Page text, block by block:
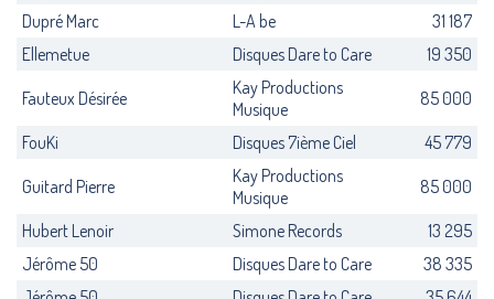
Dupré Marc
L-A be
31 187
Ellemetue
Disques Dare to Care
19 350
Fauteux Désirée
Kay Productions
Musique
85 000
FouKi
Disques 7ième Ciel
45 779
Guitard Pierre
Kay Productions
Musique
85 000
Hubert Lenoir
Simone Records
13 295
Jérôme 50
Disques Dare to Care
38 335